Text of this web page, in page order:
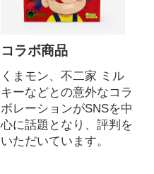
コラボ商品
くまモン、不二家 ミル
キーなどとの意外なコラ
ボレーションがSNSを中
心に話題となり、評判を
いただいています。